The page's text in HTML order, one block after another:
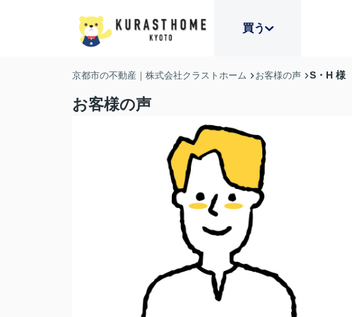
買う
京都市の不動産｜株式会社クラストホーム お客様の声 S・H 様
お客様の声